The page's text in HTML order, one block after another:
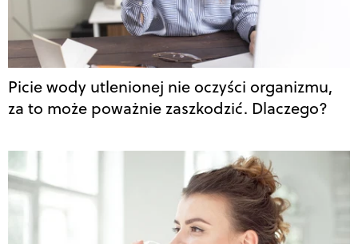
Picie wody utlenionej nie oczyści organizmu,
za to może poważnie zaszkodzić. Dlaczego?